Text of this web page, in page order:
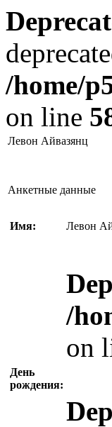
/home/
on line
Левон Айвазянц
Анкетные данные
Имя: Левон
День
рождения:
/
on